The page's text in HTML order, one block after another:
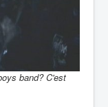
band? C'est